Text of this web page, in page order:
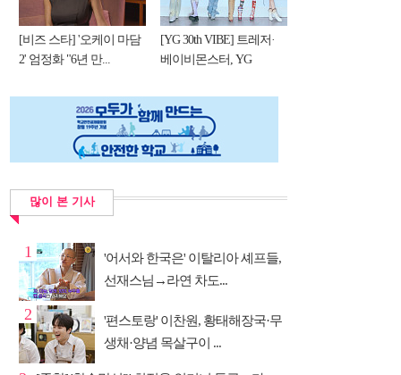
[비즈 스타] '오케이 마담
2' 엄정화 "6년 만...
[YG 30th VIBE] 트레저·
베이비몬스터, YG
많이 본 기사
1
'어서와 한국은' 이탈리아 셰프들,
선재스님→라연 차도...
2
'편스토랑' 이찬원, 황태해장국·무
생채·양념 목살구이 ...